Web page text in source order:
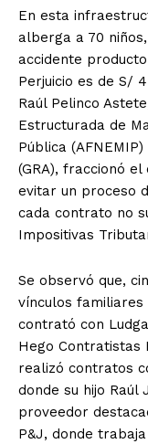
En esta
alberga a 70
accidente
Perjuicio es de S/
Raúl Pelinco
Estructurada de
Pública
(GRA), fraccionó
evitar un proceso
cada contrato no
Impositivas
Se observó que,
vínculos familiares
contrató con
Hego Contratistas
realizó contratos
donde su hijo Raúl
proveedor
P&J, donde